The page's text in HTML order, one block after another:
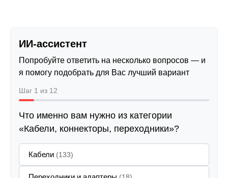
ИИ-ассистент
Попробуйте ответить на несколько вопросов — и
я помогу подобрать для Вас лучший вариант
Шаг 1 из 12
Что именно вам нужно из категории
«Кабели, коннекторы, переходники»?
Кабели (133)